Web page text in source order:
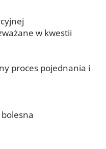
w kwestii
proces pojednania i
bolesna